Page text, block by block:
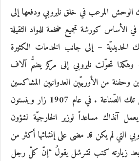
المرعب في خلق نايروبي ودفعها إلى
الأساس كورشة تجميع ضخمة للمواد الثقيلة
الحديديّة – إلى جانب الخدمات الكثيرة
وهكذا تحوّلت نايروبي إلى مركز يضمُّ آلاف
وحفنة من الأوربيّين العدوانيين المشاكسين
الذين بسطوا هيمنتهم على تلك الصّناعة . في عام 1907 زار وينستون
آنذاك مساعداً لوزير الخارجيّة لشؤون
التي لم يكن قد مضى على إنشائها أكثر من
زيارته كتب تشرشل يقولُ “إنّ كلّ رجل